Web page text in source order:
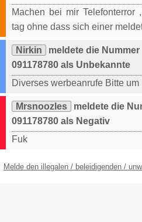
Machen bei mir Telefonterror
tag ohne dass sich einer
Nirkin
meldete die Nummer
091178780 als Unbekannte
Diverses werbeanrufe Bitte
Mrsnoozles
meldete die
091178780 als Negativ
Fuk
Melde den illegalen / beleidigenden /